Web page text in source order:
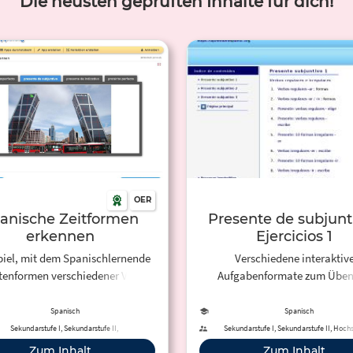
OER
Zeitformen
erkennen
mit dem Spanischlernende
verschiedener Verben
Spanisch
Sekundarstufe I, Sekundarstufe II,
Erwachsenenbildung
Presente de
Ejercicios 1
Verschiedene
Aufgabenformate zum Üben
Gegenwart im Subjuntivo.
Spanisch
Sekundarstufe I, Sekundarstufe II,
Erwachsenenbildung